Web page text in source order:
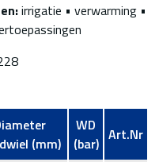
irrigatie • verwarming •
(mm)
WD
(bar) Art.Nr